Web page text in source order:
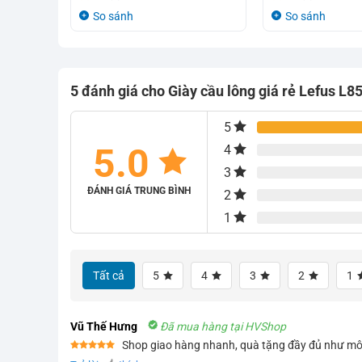
So sánh So sánh
5 đánh giá choGiày cầu lông giá rẻ Lefus L85
5.0
ĐÁNH GIÁ TRUNG BÌNH
5
4
3
2
1
Tất cả 5 4 3 2 1
Vũ Thế Hưng Đã mua hàng tại HVShop
Được xếp
Shop giao hàng nhanh, quà tặng đầy đủ như